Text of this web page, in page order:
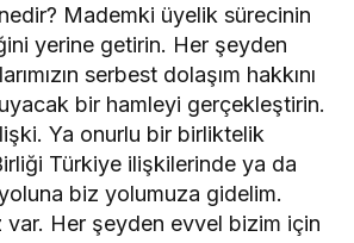
Mademki üyelik sürecinin
yerine getirin. Her şeyden
serbest dolaşım hakkını
bir hamleyi gerçekleştirin.
Ya onurlu bir birliktelik
Türkiye ilişkilerinde ya da
yoluna biz yolumuza gidelim.
Her şeyden evvel bizim için